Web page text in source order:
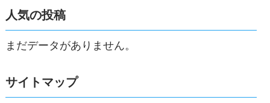
人気の投稿
まだデータがありません。
サイトマップ